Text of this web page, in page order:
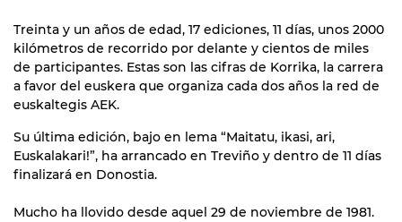
77
Treinta y un años de edad, 17 ediciones, 11 días, unos 2000
kilómetros de recorrido por delante y cientos de miles
de participantes. Estas son las cifras de Korrika, la carrera
a favor del euskera que organiza cada dos años la red de
euskaltegis AEK.
Su última edición, bajo en lema “Maitatu, ikasi, ari,
Euskalakari!”, ha arrancado en Treviño y dentro de 11 días
finalizará en Donostia.
Mucho ha llovido desde aquel 29 de noviembre de 1981.